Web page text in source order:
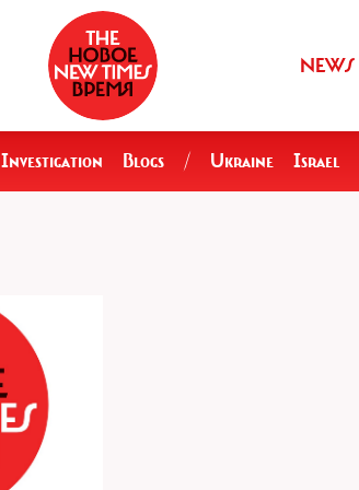
NEWS
Investigation Blogs / Ukraine Israel